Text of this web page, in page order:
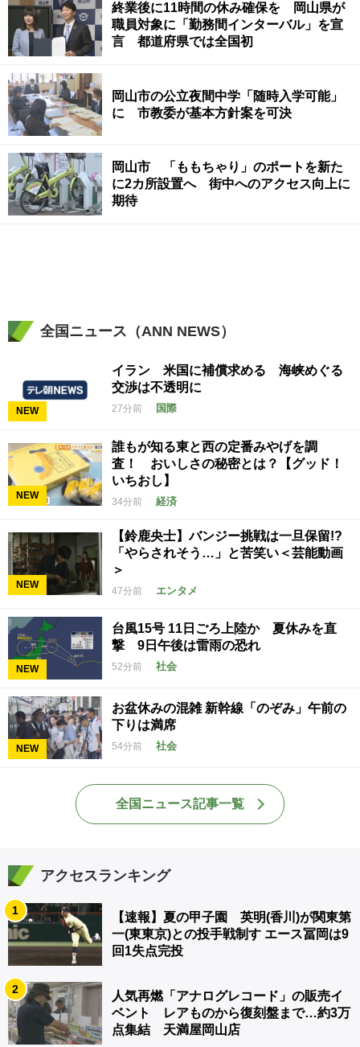
終業後に11時間の休み確保を 岡山県が
職員対象に「勤務間インターバル」を宣
言 都道府県では全国初
岡山市の公立夜間中学「随時入学可能」
に 市教委が基本方針案を可決
岡山市 「ももちゃり」のポートを新た
に2カ所設置へ 街中へのアクセス向上に
期待
全国ニュース（ANN NEWS）
NEW
イラン 米国に補償求める 海峡めぐる
交渉は不透明に
27分前 国際
NEW
誰もが知る東と西の定番みやげを調
査！ おいしさの秘密とは？【グッド！
いちおし】
34分前 経済
NEW
【鈴鹿央士】バンジー挑戦は一旦保留!?
「やらされそう…」と苦笑い＜芸能動画
＞
47分前 エンタメ
NEW
台風15号 11日ごろ上陸か 夏休みを直
撃 9日午後は雷雨の恐れ
52分前 社会
NEW
お盆休みの混雑 新幹線「のぞみ」午前の
下りは満席
54分前 社会
全国ニュース記事一覧
アクセスランキング
1
【速報】夏の甲子園 英明(香川)が関東第
一(東東京)との投手戦制す エース冨岡は9
回1失点完投
2
人気再燃「アナログレコード」の販売イ
ベント レアものから復刻盤まで…約3万
点集結 天満屋岡山店